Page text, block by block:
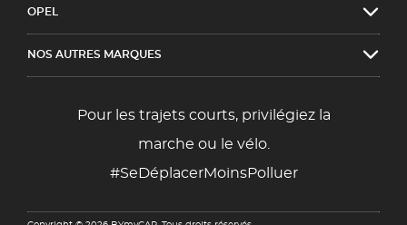
OPEL
NOS AUTRES MARQUES
Pour les trajets courts, privilégiez la
marche ou le vélo.
#SeDéplacerMoinsPolluer